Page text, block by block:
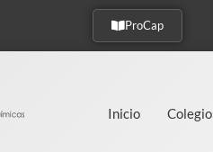
ProCap
Inicio Colegio